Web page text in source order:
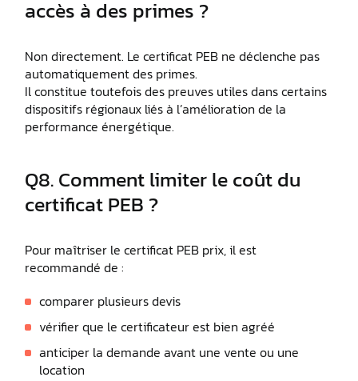
accès à des primes ?
Non directement. Le certificat PEB ne déclenche pas
automatiquement des primes.
Il constitue toutefois des preuves utiles dans certains
dispositifs régionaux liés à l’amélioration de la
performance énergétique.
Q8. Comment limiter le coût du
certificat PEB ?
Pour maîtriser le certificat PEB prix, il est
recommandé de :
comparer plusieurs devis
vérifier que le certificateur est bien agréé
anticiper la demande avant une vente ou une
location